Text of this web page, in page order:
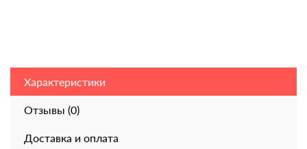
Характеристики
Отзывы (0)
Доставка и оплата